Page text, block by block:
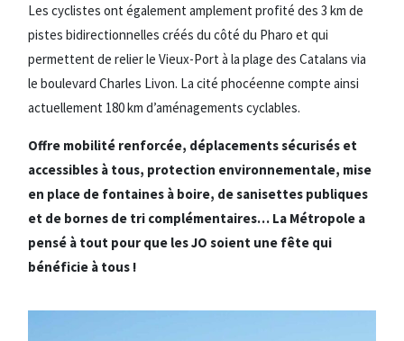
Les cyclistes ont également amplement profité des 3 km de
pistes bidirectionnelles créés du côté du Pharo et qui
permettent de relier le Vieux-Port à la plage des Catalans via
le boulevard Charles Livon. La cité phocéenne compte ainsi
actuellement 180 km d’aménagements cyclables.
Offre mobilité renforcée, déplacements sécurisés et
accessibles à tous, protection environnementale, mise
en place de fontaines à boire, de sanisettes publiques
et de bornes de tri complémentaires… La Métropole a
pensé à tout pour que les JO soient une fête qui
bénéficie à tous !